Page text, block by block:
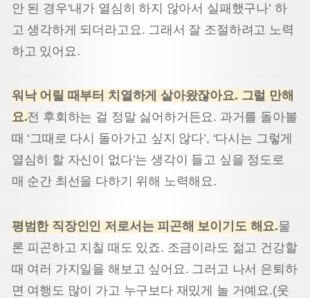
안 된 경우‘내가 열심히 하지 않아서 실패했구나’ 하
고 생각하게 되더라고요. 그래서 잘 조절하려고 노력
하고 있어요.
워낙 어릴 때부터 치열하게 살아왔잖아요. 그럴 만해
요.전 후회하는 걸 정말 싫어하거든요. 과거를 돌아볼
때 ‘그때로 다시 돌아가고 싶지 않다’, ‘다시는 그렇게
열심히 할 자신이 없다’는 생각이 들고 싶을 정도로
매 순간 최선을 다하기 위해 노력해요.
평범한 직장인인 저로서는 피곤해 보이기도 해요.물
론 피곤하고 지칠 때도 있죠. 조금이라도 젊고 건강할
때 여러 가지일을 해보고 싶어요. 그러고 나서 은퇴하
면 여행도 많이 가고 누구보다 재밌게 놀 거예요.(웃